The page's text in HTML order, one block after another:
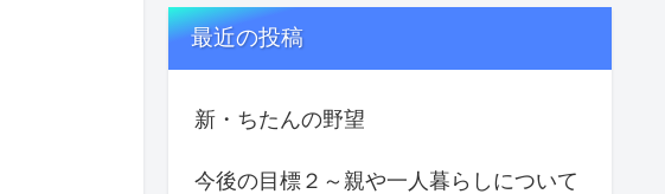
最近の投稿
新・ちたんの野望
今後の目標２～親や一人暮らしについて